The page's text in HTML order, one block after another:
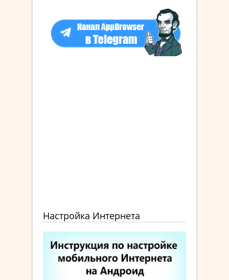
Настройка Интернета